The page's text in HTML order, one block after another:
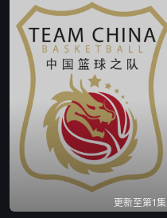
更新至第1集